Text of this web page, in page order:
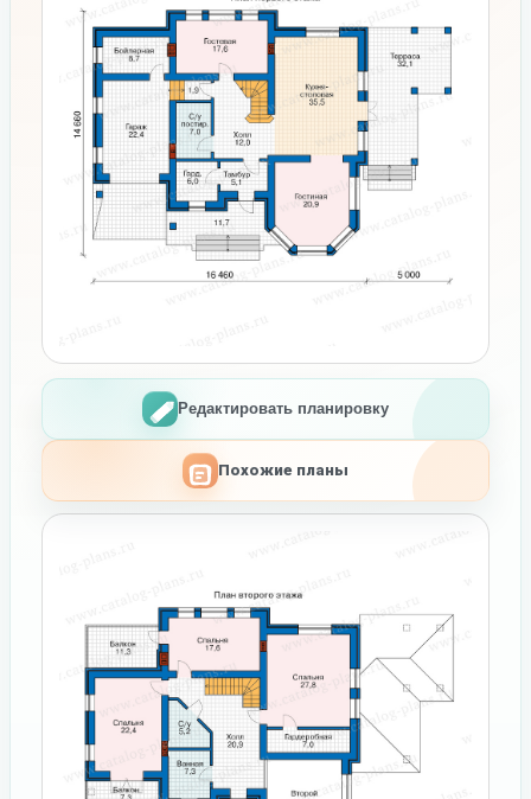
Редактировать планировку
Похожие планы